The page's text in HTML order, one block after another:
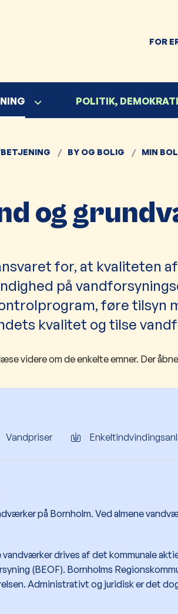
FOR
POLITIK,
BY OG BOLIG MIN
og
for, at kvaliteten
på
føre tilsyn
kvalitet og tilse
videre om de enkelte emner. Der
Vandpriser
på Bornholm. Ved almene
vandværker drives af det kommunale
(BEOF). Bornholms
Administrativt og juridisk er det